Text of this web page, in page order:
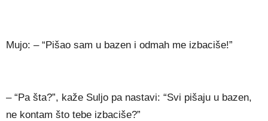
Mujo: – “Pišao sam u bazen i odmah me izbaciše!”
– “Pa šta?”, kaže Suljo pa nastavi: “Svi pišaju u bazen,
ne kontam što tebe izbaciše?”